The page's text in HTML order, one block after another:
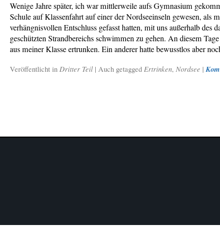
Wenige Jahre später, ich war mittlerweile aufs Gymnasium
Schule auf Klassenfahrt auf einer der Nordseeinseln gewesen, als
verhängnisvollen Entschluss gefasst hatten, mit uns außerhalb des
geschützten Strandbereichs schwimmen zu gehen. An diesem
aus meiner Klasse ertrunken. Ein anderer hatte bewusstlos aber
Veröffentlicht in Dritter Teil | Auch getagged Ertrinken, Nordsee |